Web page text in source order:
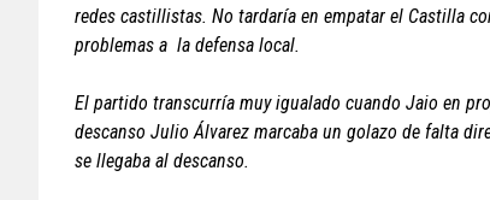
redes castillistas. No tardaría en empatar el Castilla
problemas a la defensa local.
El partido transcurría muy igualado cuando Jaio en
descanso Julio Álvarez marcaba un golazo de falta
se llegaba al descanso.